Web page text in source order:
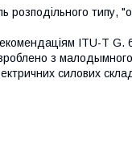
типу,
ITU-T G.
з малодымного
силових